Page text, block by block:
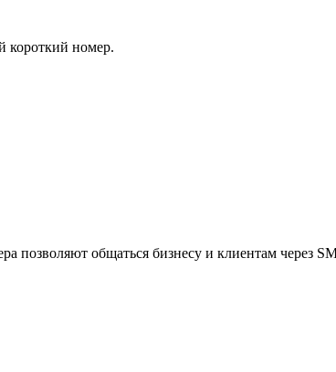
короткий номер.
позволяют общаться бизнесу и клиентам через